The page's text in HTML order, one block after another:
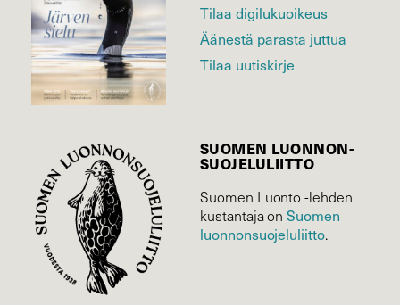
Tilaa digilukuoikeus
Äänestä parasta juttua
Tilaa uutiskirje
SUOMEN LUONNON­
SUOJELU­LIITTO
Suomen Luonto -lehden
kustantaja onSuomen
luonnonsuojelu­liitto.